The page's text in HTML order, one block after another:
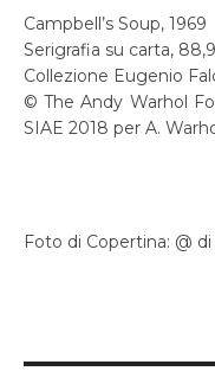
Campbell’s Soup, 1969
Serigrafia su carta,
Collezione Eugenio
© The Andy Warhol
SIAE 2018 per A.
Foto di Copertina: @